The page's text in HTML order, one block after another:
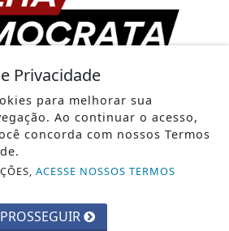
OS DIREITOS RESERVADOS
Privacidade
para melhorar sua
Ao continuar o acesso,
concorda com nossos Termos
ACESSE NOSSOS TERMOS
PROSSEGUIR